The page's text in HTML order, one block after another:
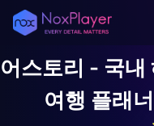
어스토리 - 국내
여행 플래너